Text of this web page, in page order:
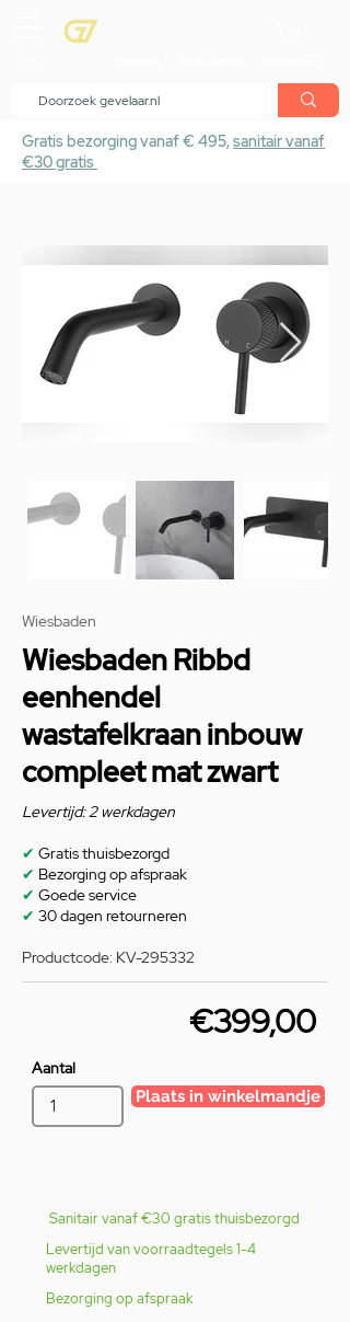
Gratis bezorging vanaf € 495,sanitair vanaf
€30 gratis
Wiesbaden
Wiesbaden Ribbd
eenhendel
wastafelkraan inbouw
compleet mat zwart
Levertijd: 2 werkdagen
✔ Gratis thuisbezorgd
✔ Bezorging op afspraak
✔ Goede service
✔ 30 dagen retourneren
Productcode: KV-295332
€399,00
Aantal
Plaats in winkelmandje
Sanitair vanaf €30 gratis thuisbezorgd
Levertijd van voorraadtegels 1-4
werkdagen
Bezorging op afspraak